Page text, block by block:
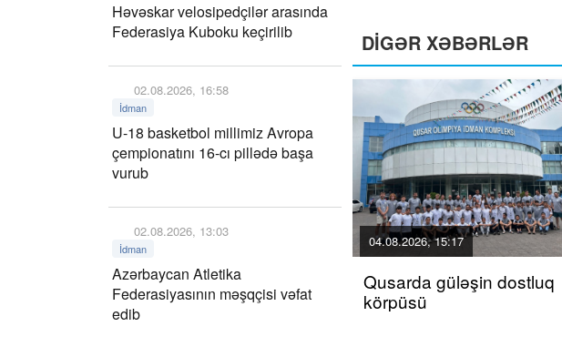
Həvəskar velosipedçilər arasında
Federasiya Kuboku keçirilib
02.08.2026, 16:58
İdman
U-18 basketbol millimiz Avropa
çempionatını 16-cı pillədə başa
vurub
02.08.2026, 13:03
İdman
Azərbaycan Atletika
Federasiyasının məşqçisi vəfat
edib
DİGƏR XƏBƏRLƏR
04.08.2026, 15:17
Qusarda güləşin dostluq
körpüsü